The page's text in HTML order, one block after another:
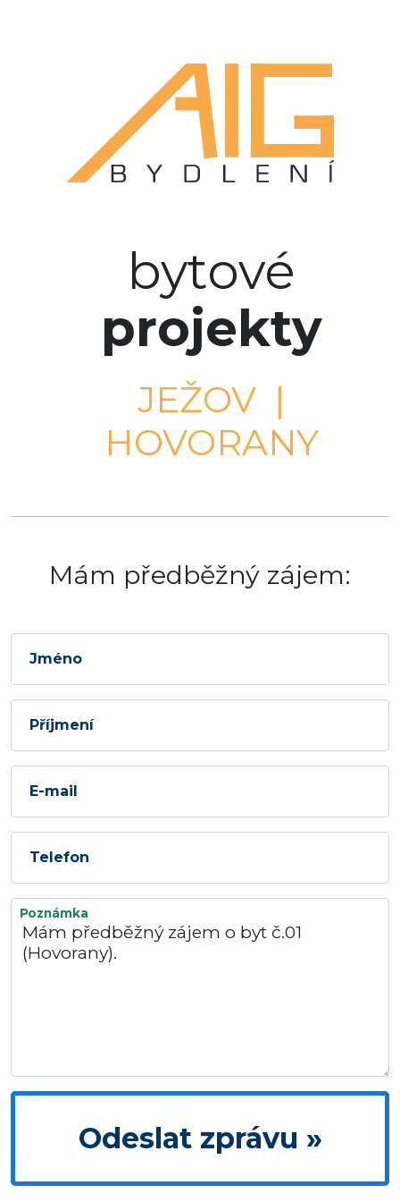
bytové
projekty
JEŽOV |
HOVORANY
Mám předběžný zájem:
Jméno
Příjmení
E-mail
Telefon
Poznámka
Odeslat zprávu »